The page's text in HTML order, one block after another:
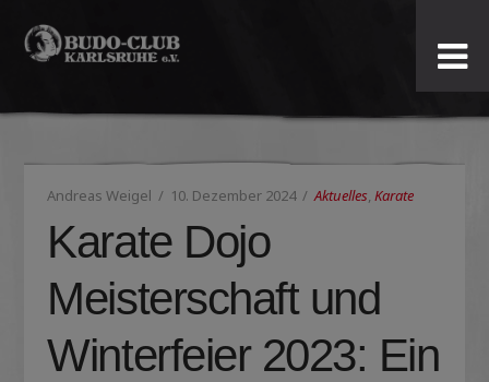
Budo-
Club
Karlsruhe
e.V.
Andreas Weigel 10. Dezember 2024 Aktuelles, Karate
Karate Dojo
Meisterschaft und
Winterfeier 2023: Ein